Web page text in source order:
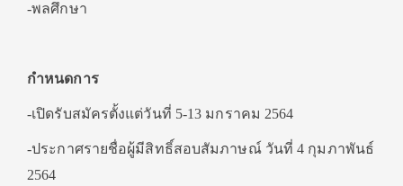
-พลศึกษา
กำหนดการ
-เปิดรับสมัครตั้งแต่วันที่ 5-13 มกราคม 2564
-ประกาศรายชื่อผู้มีสิทธิ์สอบสัมภาษณ์ วันที่ 4 กุมภาพันธ์
2564